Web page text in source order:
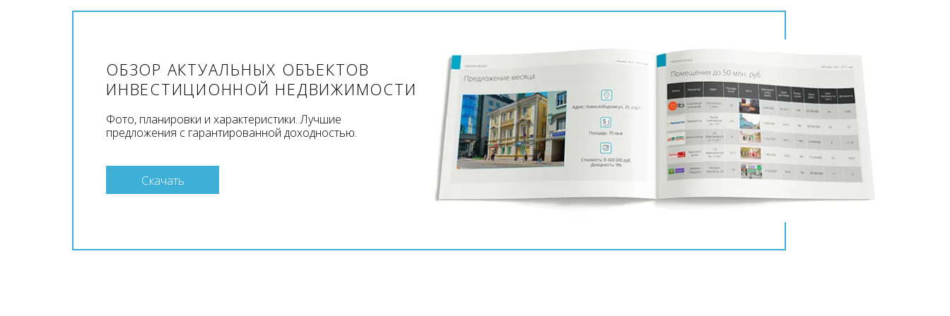
ОБЗОР АКТУАЛЬНЫХ ОБЪЕКТОВ
ИНВЕСТИЦИОННОЙ НЕДВИЖИМОСТИ
Фото, планировки и характеристики. Лучшие
предложения с гарантированной доходностью.
Скачать